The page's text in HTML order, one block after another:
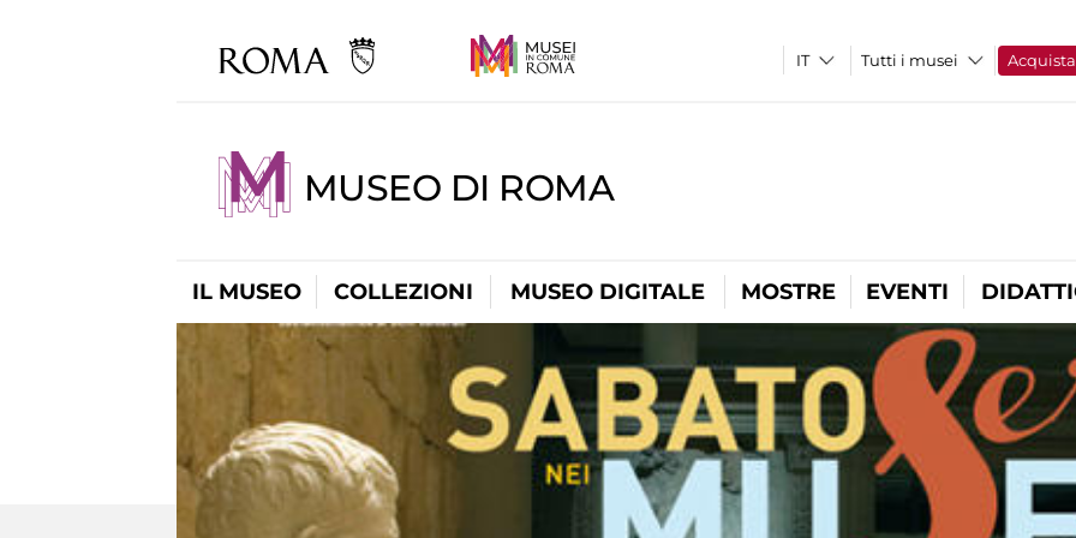
Tutti i musei Acquista
MUSEO DI ROMA
IL MUSEO COLLEZIONI MUSEO DIGITALE MOSTRE EVENTI